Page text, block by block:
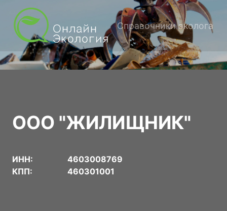
Справочники эколога
ООО "ЖИЛИЩНИК"
ИНН:
4603008769
КПП:
460301001